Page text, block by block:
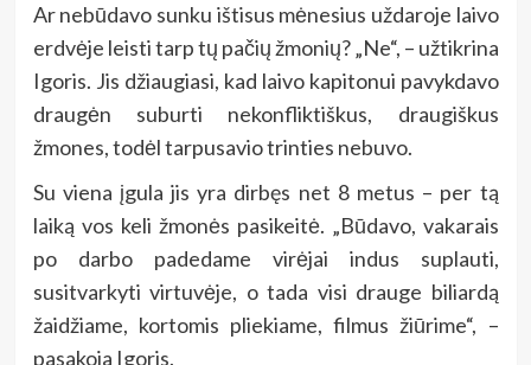
Ar nebūdavo sunku ištisus mėnesius uždaroje laivo
erdvėje leisti tarp tų pačių žmonių? „Ne“, – užtikrina
Igoris. Jis džiaugiasi, kad laivo kapitonui pavykdavo
draugėn suburti nekonfliktiškus, draugiškus
žmones, todėl tarpusavio trinties nebuvo.
Su viena įgula jis yra dirbęs net 8 metus – per tą
laiką vos keli žmonės pasikeitė. „Būdavo, vakarais
po darbo padedame virėjai indus suplauti,
susitvarkyti virtuvėje, o tada visi drauge biliardą
žaidžiame, kortomis pliekiame, filmus žiūrime“, –
pasakoja Igoris.